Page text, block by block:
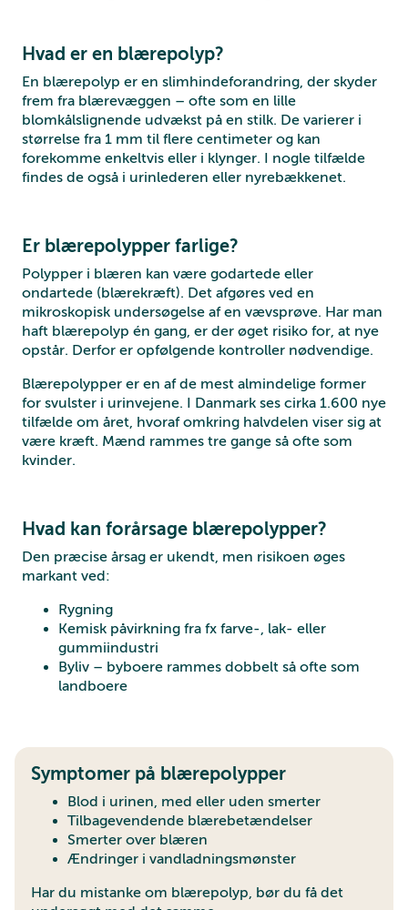
Hvad er en blærepolyp?
En blærepolyp er en slimhindeforandring, der skyder
frem fra blærevæggen – ofte som en lille
blomkålslignende udvækst på en stilk. De varierer i
størrelse fra 1 mm til flere centimeter og kan
forekomme enkeltvis eller i klynger. I nogle tilfælde
findes de også i urinlederen eller nyrebækkenet.
Er blærepolypper farlige?
Polypper i blæren kan være godartede eller
ondartede (blærekræft). Det afgøres ved en
mikroskopisk undersøgelse af en vævsprøve. Har man
haft blærepolyp én gang, er der øget risiko for, at nye
opstår. Derfor er opfølgende kontroller nødvendige.
Blærepolypper er en af de mest almindelige former
for svulster i urinvejene. I Danmark ses cirka 1.600 nye
tilfælde om året, hvoraf omkring halvdelen viser sig at
være kræft. Mænd rammes tre gange så ofte som
kvinder.
Hvad kan forårsage blærepolypper?
Den præcise årsag er ukendt, men risikoen øges
markant ved:
Rygning
Kemisk påvirkning fra fx farve-, lak- eller
gummiindustri
Byliv – byboere rammes dobbelt så ofte som
landboere
Symptomer på blærepolypper
Blod i urinen, med eller uden smerter
Tilbagevendende blærebetændelser
Smerter over blæren
Ændringer i vandladningsmønster
Har du mistanke om blærepolyp, bør du få det